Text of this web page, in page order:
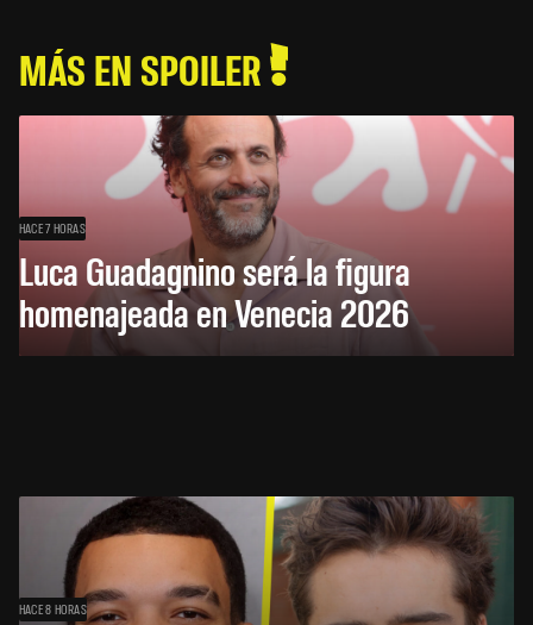
MÁS EN SPOILER
HACE 7 HORAS
Luca Guadagnino será la figura
homenajeada en Venecia 2026
HACE 8 HORAS